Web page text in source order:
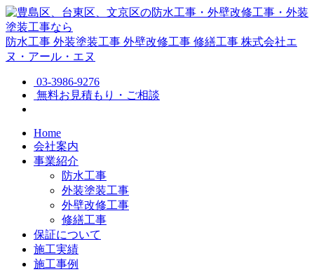
防水工事 外装塗装工事 外壁改修工事 修繕工事 株式会社エ
ヌ・アール・エヌ
03-3986-9276
無料お見積もり・ご相談
Home
会社案内
事業紹介
防水工事
外装塗装工事
外壁改修工事
修繕工事
保証について
施工実績
施工事例